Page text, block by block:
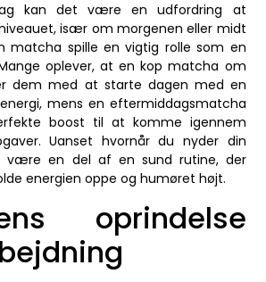
kan det være en udfordring at
især om morgenen eller midt
matcha spille en vigtig rolle som en
oplever, at en kop matcha om
dem med at starte dagen med en
mens en eftermiddagsmatcha
boost til at komme igennem
Uanset hvornår du nyder din
være en del af en sund rutine, der
energien oppe og humøret højt.
oprindelse